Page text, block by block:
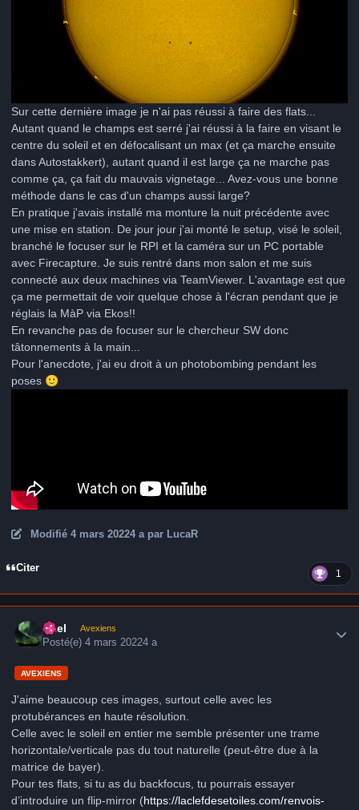
Sur cette dernière image je n'ai pas réussi à faire des flats...
Autant quand le champs est serré j'ai réussi à la faire en visant le
centre du soleil et en défocalisant un max (et ça marche ensuite
dans Autostakkert), autant quand il est large ça ne marche pas
comme ça, ça fait du mauvais vignetage... Avez-vous une bonne
méthode dans le cas d'un champs aussi large?
En pratique j'avais installé ma monture la nuit précédente avec
une mise en station. De jour jour j'ai monté le setup, visé le soleil,
branché le focuser sur le RPI et la caméra sur un PC portable
avec Firecapture. Je suis rentré dans mon salon et me suis
connecté aux deux machines via TeamViewer. L'avantage est que
ça me permettait de voir quelque chose à l'écran pendant que je
réglais la MàP via Ekos!!
En revanche pas de focuser sur le chercheur SW donc
tâtonnements à la main...
Pour l'anecdote, j'ai eu droit à un photobombing pendant les
poses 🙂
Modifié 4 mars 20224 apar LucaR
Citer 1
Axel Avexiens
Posté(e)4 mars 20224 a
AVEXIENS
J'aime beaucoup ces images, surtout celle avec les
protubérances en haute résolution.
Celle avec le soleil en entier me semble présenter une trame
horizontale/verticale pas du tout naturelle (peut-être due à la
matrice de bayer).
Pour tes flats, si tu as du backfocus, tu pourrais essayer
d’introduire un flip-mirror (https://laclefdesetoiles.com/renvois-